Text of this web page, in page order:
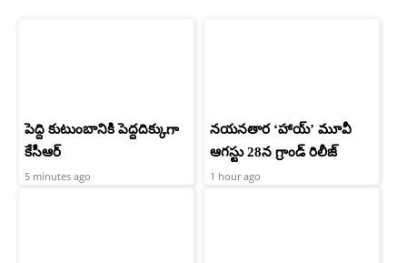
పెద్ది కుటుంబానికి పెద్దదిక్కుగా
కేసీఆర్
5 minutes ago
నయనతార ‘హాయ్’ మూవీ
ఆగస్టు 28న గ్రాండ్ రిలీజ్
1 hour ago